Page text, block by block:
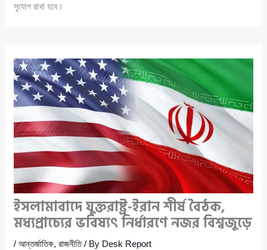
সুযোগ রাখা হবে।
ইসলামাবাদে যুক্তরাষ্ট্র-ইরান শীর্ষ বৈঠক,
মধ্যপ্রাচ্যের ভবিষ্যৎ নির্ধারণে নজর বিশ্বজুড়ে
/আন্তর্জাতিক,রাজনীতি/ By Desk Report